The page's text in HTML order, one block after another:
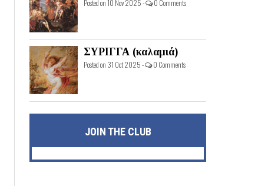
Posted on 10 Nov 2025 - 0 Comments
ΣΥΡΙΓΓΑ (καλαμιά)
Posted on 31 Oct 2025 - 0 Comments
JOIN THE CLUB